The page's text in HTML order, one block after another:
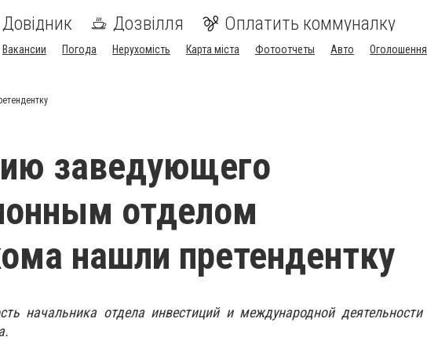
Довідник Дозвілля Оплатить коммуналку
Вакансии Погода Нерухомість Карта міста Фотоотчеты Авто
Оголошення
заведующего
отделом
нашли претендентку
начальника отдела инвестиций и международной деятельности